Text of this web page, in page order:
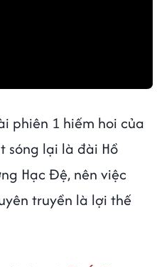
phiên 1 hiếm hoi của
sóng lại là đài Hồ
Hạc Đệ, nên việc
truyền là lợi thế